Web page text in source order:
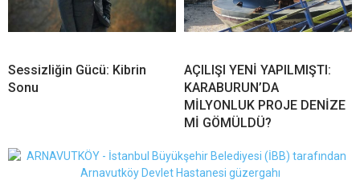
Sessizliğin Gücü: Kibrin
Sonu
AÇILIŞI YENİ YAPILMIŞTI:
KARABURUN’DA
MİLYONLUK PROJE DENİZE
Mİ GÖMÜLDÜ?